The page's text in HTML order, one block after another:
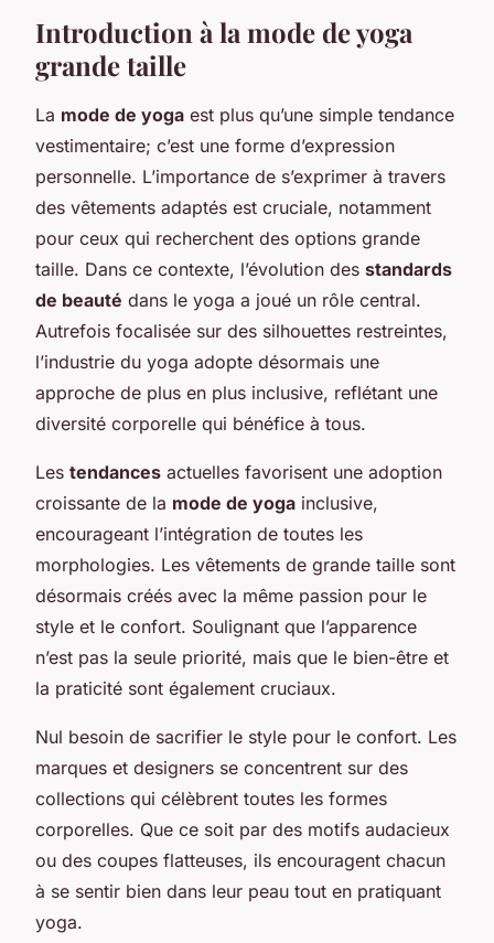
Introduction à la mode de yoga
grande taille
La mode de yoga est plus qu’une simple tendance
vestimentaire; c’est une forme d’expression
personnelle. L’importance de s’exprimer à travers
des vêtements adaptés est cruciale, notamment
pour ceux qui recherchent des options grande
taille. Dans ce contexte, l’évolution des standards
de beauté dans le yoga a joué un rôle central.
Autrefois focalisée sur des silhouettes restreintes,
l’industrie du yoga adopte désormais une
approche de plus en plus inclusive, reflétant une
diversité corporelle qui bénéfice à tous.
Les tendances actuelles favorisent une adoption
croissante de la mode de yoga inclusive,
encourageant l’intégration de toutes les
morphologies. Les vêtements de grande taille sont
désormais créés avec la même passion pour le
style et le confort. Soulignant que l’apparence
n’est pas la seule priorité, mais que le bien-être et
la praticité sont également cruciaux.
Nul besoin de sacrifier le style pour le confort. Les
marques et designers se concentrent sur des
collections qui célèbrent toutes les formes
corporelles. Que ce soit par des motifs audacieux
ou des coupes flatteuses, ils encouragent chacun
à se sentir bien dans leur peau tout en pratiquant
yoga.